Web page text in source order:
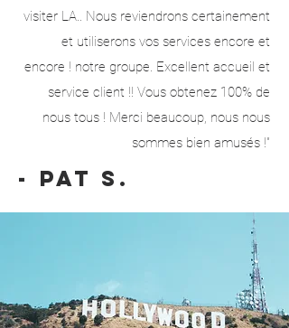
visiter LA.. Nous reviendrons certainement
et utiliserons vos services encore et
encore ! notre groupe. Excellent accueil et
service client !! Vous obtenez 100% de
nous tous ! Merci beaucoup, nous nous
sommes bien amusés !"
- Pat S.